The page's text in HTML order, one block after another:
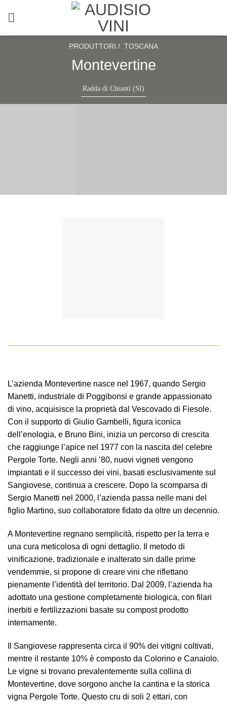
PRODUTTORI / TOSCANA
Montevertine
Radda di Chianti (SI)
L’azienda Montevertine nasce nel 1967, quando Sergio
Manetti, industriale di Poggibonsi e grande appassionato
di vino, acquisisce la proprietà dal Vescovado di Fiesole.
Con il supporto di Giulio Gambelli, figura iconica
dell’enologia, e Bruno Bini, inizia un percorso di crescita
che raggiunge l’apice nel 1977 con la nascita del celebre
Pergole Torte. Negli anni ’80, nuovi vigneti vengono
impiantati e il successo dei vini, basati esclusivamente sul
Sangiovese, continua a crescere. Dopo la scomparsa di
Sergio Manetti nel 2000, l’azienda passa nelle mani del
figlio Martino, suo collaboratore fidato da oltre un decennio.
A Montevertine regnano semplicità, rispetto per la terra e
una cura meticolosa di ogni dettaglio. Il metodo di
vinificazione, tradizionale e inalterato sin dalle prime
vendemmie, si propone di creare vini che riflettano
pienamente l’identità del territorio. Dal 2009, l’azienda ha
adottato una gestione completamente biologica, con filari
inerbiti e fertilizzazioni basate su compost prodotto
internamente.
Il Sangiovese rappresenta circa il 90% dei vitigni coltivati,
mentre il restante 10% è composto da Colorino e Canaiolo.
Le vigne si trovano prevalentemente sulla collina di
Montevertine, dove sorgono anche la cantina e la storica
vigna Pergole Torte. Questo cru di soli 2 ettari, con